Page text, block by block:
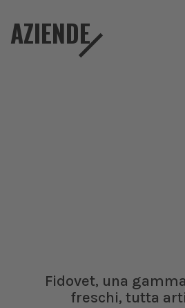
AZIENDE
Fidovet, una
freschi, tutta